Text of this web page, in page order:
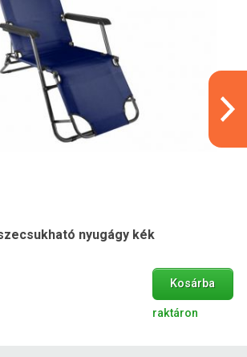
nyugágy kék
Kosárba
raktáron